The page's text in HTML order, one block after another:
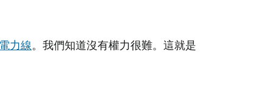
力線。我們知道沒有權力很難。這就是